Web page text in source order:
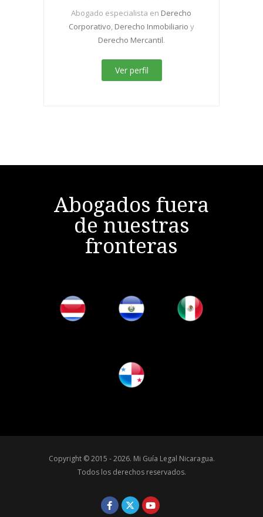
Abogado especialista en Derecho
Corporativo, Derecho Inmobiliario y
Derecho Mercantil.
Ver perfil
Abogados fuera
de nuestras
fronteras
Copyright © 2015 - 2026. Mi Guía Legal Nicaragua.
Todos los derechos reservados.